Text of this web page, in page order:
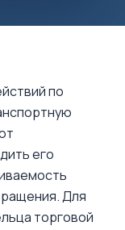
по
его
Для
торговой